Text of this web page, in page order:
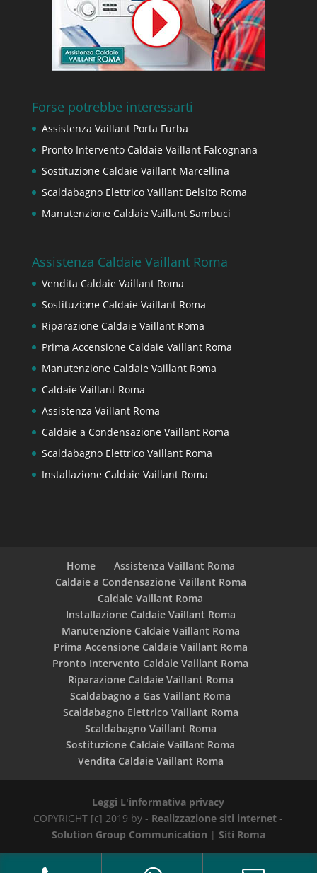
Forse potrebbe interessarti
Assistenza Vaillant Porta Furba
Pronto Intervento Caldaie Vaillant Falcognana
Sostituzione Caldaie Vaillant Marcellina
Scaldabagno Elettrico Vaillant Belsito Roma
Manutenzione Caldaie Vaillant Sambuci
Assistenza Caldaie Vaillant Roma
Vendita Caldaie Vaillant Roma
Sostituzione Caldaie Vaillant Roma
Riparazione Caldaie Vaillant Roma
Prima Accensione Caldaie Vaillant Roma
Manutenzione Caldaie Vaillant Roma
Caldaie Vaillant Roma
Assistenza Vaillant Roma
Caldaie a Condensazione Vaillant Roma
Scaldabagno Elettrico Vaillant Roma
Installazione Caldaie Vaillant Roma
Home
Assistenza Vaillant Roma
Caldaie a Condensazione Vaillant Roma
Caldaie Vaillant Roma
Installazione Caldaie Vaillant Roma
Manutenzione Caldaie Vaillant Roma
Prima Accensione Caldaie Vaillant Roma
Pronto Intervento Caldaie Vaillant Roma
Riparazione Caldaie Vaillant Roma
Scaldabagno a Gas Vaillant Roma
Scaldabagno Elettrico Vaillant Roma
Scaldabagno Vaillant Roma
Sostituzione Caldaie Vaillant Roma
Vendita Caldaie Vaillant Roma
Leggi L'informativa privacy
COPYRIGHT [c] 2019 by - Realizzazione siti internet -
Solution Group Communication | Siti Roma